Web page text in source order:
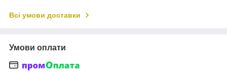
Всі умови доставки
Умови оплати